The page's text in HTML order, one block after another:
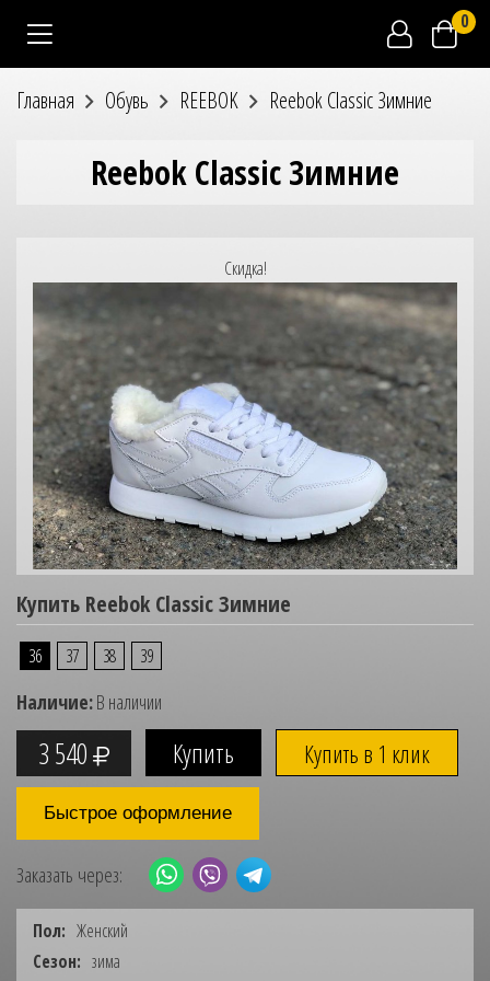
0
Главная Обувь REEBOK Reebok Classic Зимние
Reebok Classic Зимние
Скидка!
Купить Reebok Classic Зимние
36 37 38 39
Наличие:В наличии
3 540 Купить в 1 клик
Быстрое оформление
Заказать через:
Пол: Женский
Сезон: зима